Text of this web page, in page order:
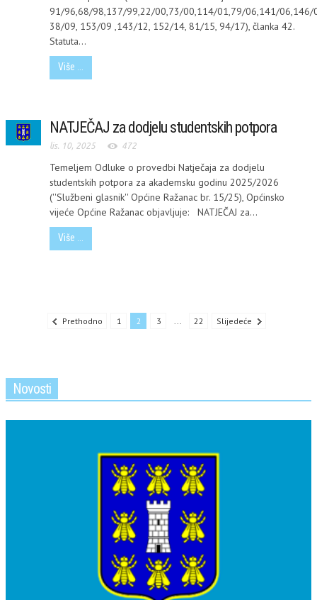
91/96,68/98,137/99,22/00,73/00,114/01,79/06,141/06,146/
38/09, 153/09 ,143/12, 152/14, 81/15, 94/17), članka 42.
Statuta...
Više ...
NATJEČAJ za dodjelu studentskih potpora
lis. 10, 2025 472
Temeljem Odluke o provedbi Natječaja za dodjelu
studentskih potpora za akademsku godinu 2025/2026
(''Službeni glasnik'' Općine Ražanac br. 15/25), Općinsko
vijeće Općine Ražanac objavljuje: NATJEČAJ za...
Više ...
Prethodno 1 2 3 ... 22 Slijedeće
Novosti